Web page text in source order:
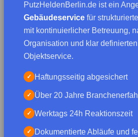
PutzHeldenBerlin.de ist ein
Gebäudeservice für
mit kontinuierlicher Betreuung,
Organisation und klar
Objektservice.
✓ Haftungsseitig abgesichert
✓ Über 20 Jahre
✓ Werktags 24h Reaktionszeit
✓
Dokumentierte Abläufe und